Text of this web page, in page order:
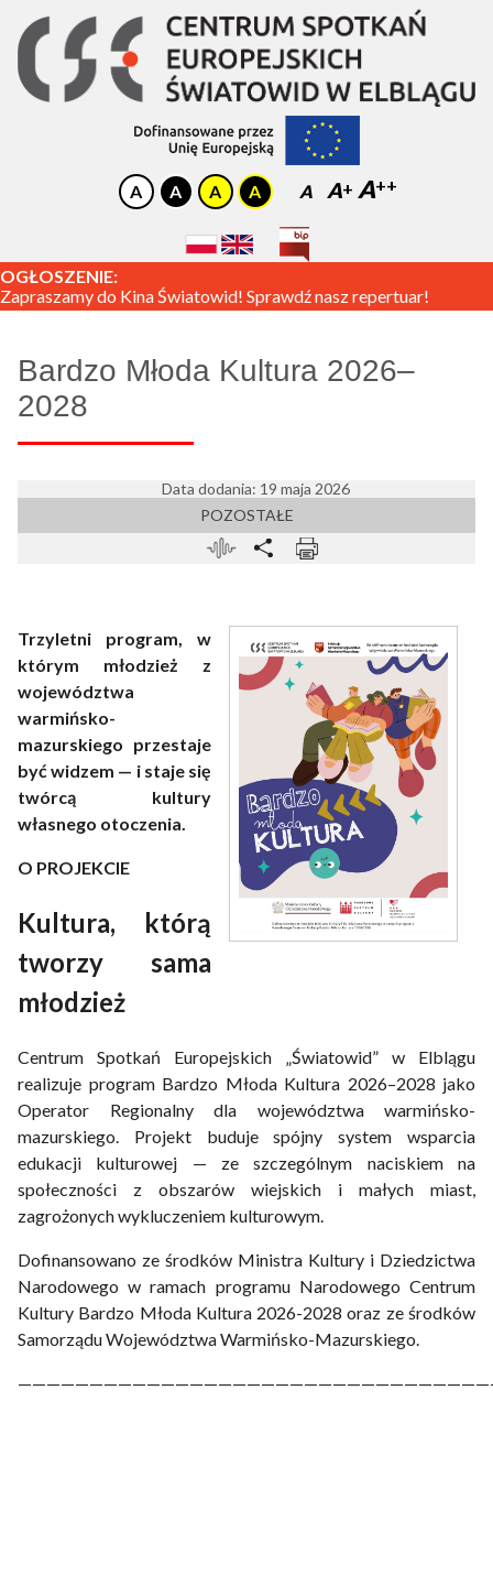
A A A
OGŁOSZENIE:
Zapraszamy do Kina Światowid! Sprawdź nasz repertuar!
Bardzo Młoda Kultura 2026–
2028
Data dodania: 19 maja 2026
POZOSTAŁE
Trzyletni program, w
którym młodzież z
województwa
warmińsko-
mazurskiego przestaje
być widzem — i staje się
twórcą kultury
własnego otoczenia.
O PROJEKCIE
Kultura, którą
tworzy sama
młodzież
Centrum Spotkań Europejskich „Światowid” w Elblągu
realizuje program Bardzo Młoda Kultura 2026–2028 jako
Operator Regionalny dla województwa warmińsko-
mazurskiego. Projekt buduje spójny system wsparcia
edukacji kulturowej — ze szczególnym naciskiem na
społeczności z obszarów wiejskich i małych miast,
zagrożonych wykluczeniem kulturowym.
Dofinansowano ze środków Ministra Kultury i Dziedzictwa
Narodowego w ramach programu Narodowego Centrum
Kultury Bardzo Młoda Kultura 2026-2028 oraz ze środków
Samorządu Województwa Warmińsko-Mazurskiego.